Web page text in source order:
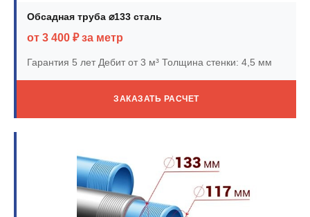
Обсадная труба ⌀133 сталь
от 3 400 ₽ за метр
Гарантия 5 летДебит от 3 м³ Толщина стенки: 4,5 мм
ЗАКАЗАТЬ РАСЧЕТ